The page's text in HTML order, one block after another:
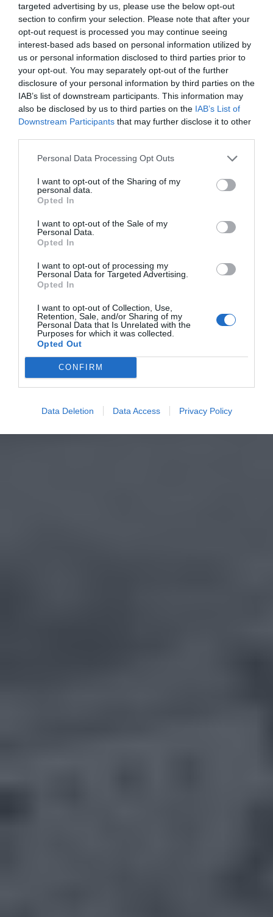
targeted advertising by us, please use the below opt-out
section to confirm your selection. Please note that after your
opt-out request is processed you may continue seeing
interest-based ads based on personal information utilized by
us or personal information disclosed to third parties prior to
your opt-out. You may separately opt-out of the further
disclosure of your personal information by third parties on the
IAB’s list of downstream participants. This information may
also be disclosed by us to third parties on the IAB’s List of
Downstream Participants that may further disclose it to other
Personal Data Processing Opt Outs
I want to opt-out of the Sharing of my
personal data.
Opted In
I want to opt-out of the Sale of my
Personal Data.
Opted In
I want to opt-out of processing my
Personal Data for Targeted Advertising.
Opted In
I want to opt-out of Collection, Use,
Retention, Sale, and/or Sharing of my
Personal Data that Is Unrelated with the
Purposes for which it was collected.
Opted Out
CONFIRM
Data Deletion Data Access Privacy Policy